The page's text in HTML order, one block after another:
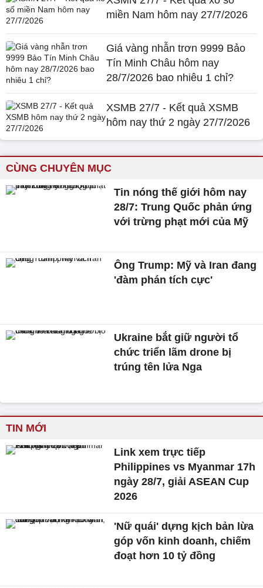
miền Nam hôm nay 27/7/2026
Giá vàng nhẫn trơn 9999 Bảo
Tín Minh Châu hôm nay
28/7/2026 bao nhiêu 1 chỉ?
XSMB 27/7 - Kết quả XSMB
hôm nay thứ 2 ngày 27/7/2026
CÙNG CHUYÊN MỤC
Tin nóng thế giới hôm nay
28/7: Trung Quốc phản ứng
với trừng phạt mới của Mỹ
Ông Trump: Mỹ và Iran đang
'đàm phán tích cực'
Ukraine bắt giữ người tổ
chức triển lãm drone bị
trúng tên lửa Nga
TIN MỚI
Link xem trực tiếp
Philippines vs Myanmar 17h
ngày 28/7, giải ASEAN Cup
2026
'Nữ quái' dựng kịch bản lừa
góp vốn kinh doanh, chiếm
đoạt hơn 10 tỷ đồng